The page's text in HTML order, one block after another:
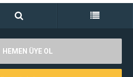
HEMEN ÜYE OL